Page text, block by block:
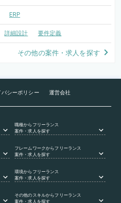
ERP
詳細設計 要件定義
その他の案件・求人を探す
バシーポリシー 運営会社
職種からフリーランス
案件・求人を探す
フレームワークからフリーランス
案件・求人を探す
環境からフリーランス
案件・求人を探す
その他のスキルからフリーランス
案件・求人を探す